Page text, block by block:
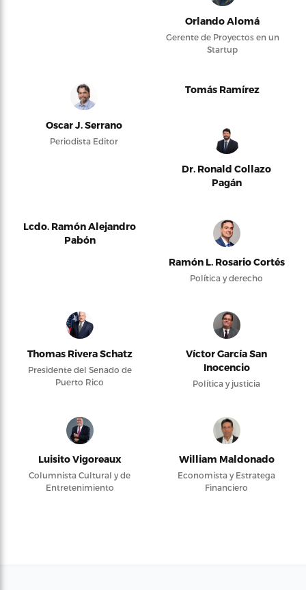
Orlando Alomá
Gerente de Proyectos en un
Startup
Oscar J. Serrano
Periodista Editor
Tomás Ramírez
Dr. Ronald Collazo
Pagán
Lcdo. Ramón Alejandro
Pabón
Ramón L. Rosario Cortés
Política y derecho
Thomas Rivera Schatz
Presidente del Senado de
Puerto Rico
Víctor García San
Inocencio
Política y justicia
Luisito Vigoreaux
Columnista Cultural y de
Entretenimiento
William Maldonado
Economista y Estratega
Financiero